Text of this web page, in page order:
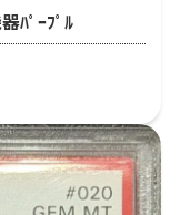
ﾊﾟｰﾌﾟﾙ